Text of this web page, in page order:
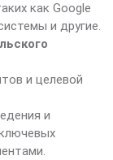
как Google
и другие.
и целевой
и